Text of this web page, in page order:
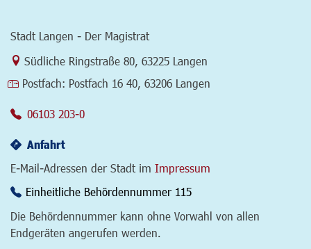
Stadt Langen - Der Magistrat
Link zur Google-Maps Navigation
Südliche Ringstraße 80 63225 Langen
Postfach: Postfach 16 40, 63206 Langen
06103 203-0
Anfahrt
E-Mail-Adressen der Stadt im Impressum
Einheitliche Behördennummer 115
Die Behördennummer kann ohne Vorwahl von allen
Endgeräten angerufen werden.